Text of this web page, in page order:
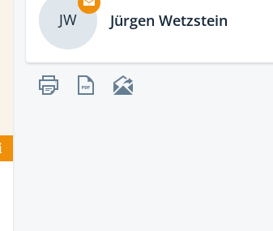
JW Jürgen Wetzstein